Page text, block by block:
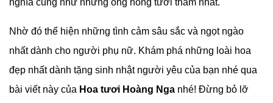
nghĩa cũng như những ông hồng tươi thắm nhất.
Nhờ đó thể hiện những tình cảm sâu sắc và ngọt ngào
nhất dành cho người phụ nữ. Khám phá những loài hoa
đẹp nhất dành tặng sinh nhật người yêu của bạn nhé qua
bài viết này của Hoa tươi Hoàng Nga nhé! Đừng bỏ lỡ